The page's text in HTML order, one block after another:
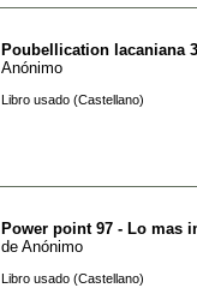
Poubellication lacaniana 3
Anónimo
Libro usado (Castellano)
Power point 97 - Lo mas
de Anónimo
Libro usado (Castellano)